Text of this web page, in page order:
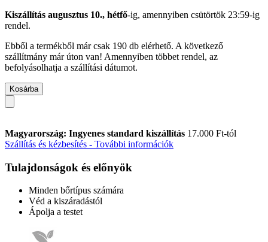
Kiszállítás augusztus 10., hétfő-ig, amennyiben csütörtök 23:59-ig
rendel.
Ebből a termékből már csak 190 db elérhető. A következő
szállítmány már úton van! Amennyiben többet rendel, az
befolyásolhatja a szállítási dátumot.
Kosárba
Magyarország: Ingyenes standard kiszállítás 17.000 Ft-tól
Szállítás és kézbesítés - További információk
Tulajdonságok és előnyök
Minden bőrtípus számára
Véd a kiszáradástól
Ápolja a testet